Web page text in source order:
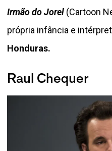
Irmão do Jorel (Cartoon
própria infância e
Honduras.
Raul Chequer